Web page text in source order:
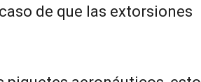
de que las extorsiones